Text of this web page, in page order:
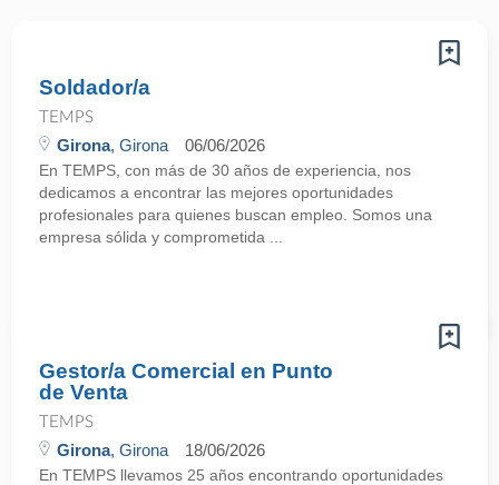
Soldador/a
TEMPS
Girona, Girona 06/06/2026
En TEMPS, con más de 30 años de experiencia, nos
dedicamos a encontrar las mejores oportunidades
profesionales para quienes buscan empleo. Somos una
empresa sólida y comprometida ...
Gestor/a Comercial en Punto
de Venta
TEMPS
Girona, Girona 18/06/2026
En TEMPS llevamos 25 años encontrando oportunidades